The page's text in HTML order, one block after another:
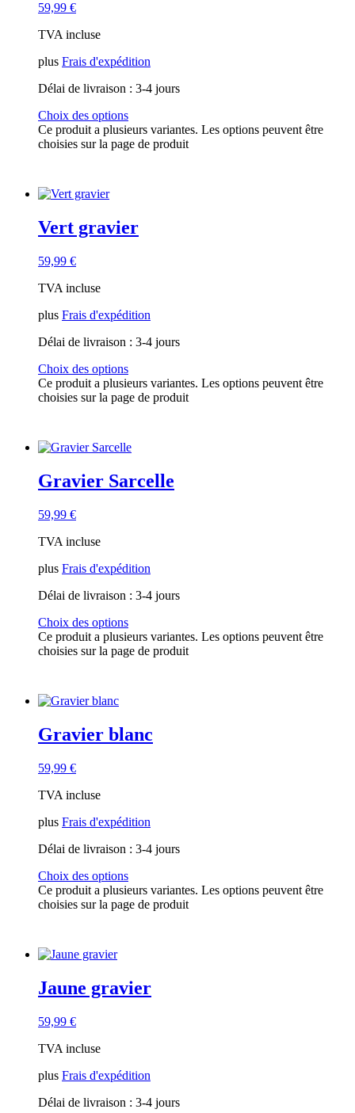
59,99 €
TVA incluse
plus Frais d'expédition
Délai de livraison : 3-4 jours
Choix des options
Ce produit a plusieurs variantes. Les options peuvent être
choisies sur la page de produit
Vert gravier
59,99 €
TVA incluse
plus Frais d'expédition
Délai de livraison : 3-4 jours
Choix des options
Ce produit a plusieurs variantes. Les options peuvent être
choisies sur la page de produit
Gravier Sarcelle
59,99 €
TVA incluse
plus Frais d'expédition
Délai de livraison : 3-4 jours
Choix des options
Ce produit a plusieurs variantes. Les options peuvent être
choisies sur la page de produit
Gravier blanc
59,99 €
TVA incluse
plus Frais d'expédition
Délai de livraison : 3-4 jours
Choix des options
Ce produit a plusieurs variantes. Les options peuvent être
choisies sur la page de produit
Jaune gravier
59,99 €
TVA incluse
plus Frais d'expédition
Délai de livraison : 3-4 jours